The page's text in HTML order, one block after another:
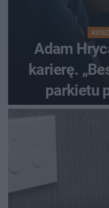
Adam
karierę.
parkietu